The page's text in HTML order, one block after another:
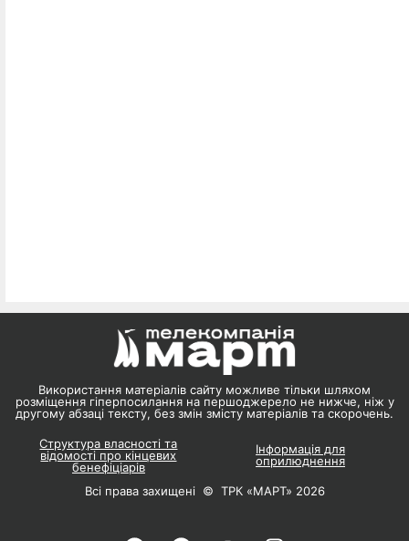
Використання матеріалів сайту можливе тільки шляхом
розміщення гіперпосилання на першоджерело не нижче, ніж у
другому абзаці тексту, без змін змісту матеріалів та скорочень.
Структура власності та
відомості про кінцевих
бенефіціарів
Інформація для
оприлюднення
Всі права захищені © ТРК «МАРТ» 2026